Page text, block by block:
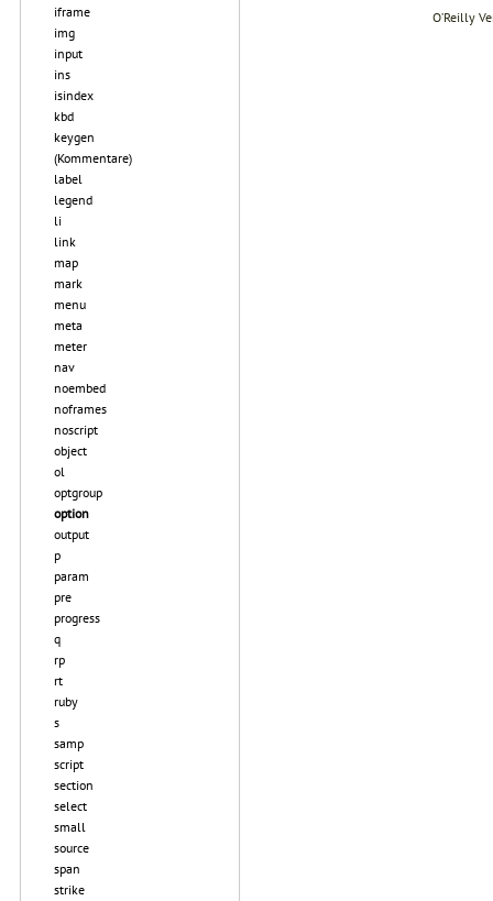
iframe
img
input
ins
isindex
kbd
keygen
(Kommentare)
label
legend
li
link
map
mark
menu
meta
meter
nav
noembed
noframes
noscript
object
ol
optgroup
option
output
p
param
pre
progress
q
rp
rt
ruby
s
samp
script
section
select
small
source
span
strike
O’Reilly